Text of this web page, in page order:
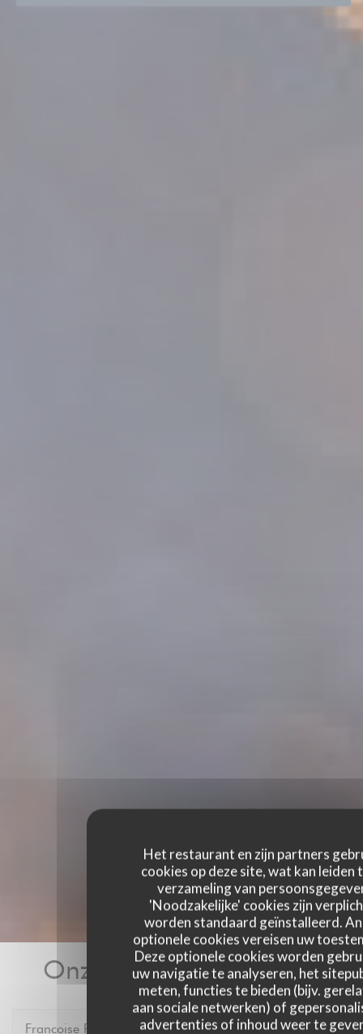
Het restaurant en zijn partners
cookies op deze site, wat kan leiden
verzameling van
'Noodzakelijke' cookies zijn
worden standaard geïnstalleerd.
optionele cookies vereisen uw
Deze optionele cookies worden
uw navigatie te analyseren, het
meten, functies te bieden (bijv.
aan sociale netwerken) of
advertenties of inhoud weer te
Onze gastbeoordelingen
Francoise P